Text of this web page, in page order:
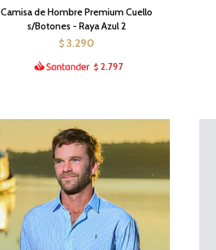
Camisa de Hombre Premium Cuello
s/Botones - Raya Azul 2
$ 3.290
$ 2.797